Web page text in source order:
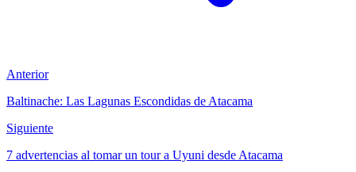
Anterior
Baltinache: Las Lagunas Escondidas de Atacama
Siguiente
7 advertencias al tomar un tour a Uyuni desde Atacama